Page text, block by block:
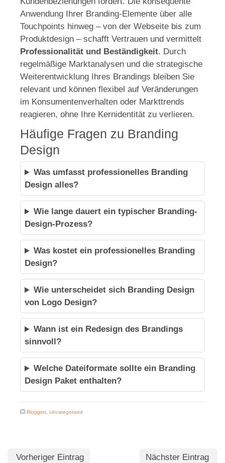
Anwendung Ihrer Branding-Elemente über alle
Touchpoints hinweg – von der Webseite bis zum
Produktdesign – schafft Vertrauen und vermittelt
Professionalität und Beständigkeit. Durch
regelmäßige Marktanalysen und die strategische
Weiterentwicklung Ihres Brandings bleiben Sie
relevant und können flexibel auf Veränderungen
im Konsumentenverhalten oder Markttrends
reagieren, ohne Ihre Kernidentität zu verlieren.
Häufige Fragen zu Branding
Design
Was umfasst professionelles Branding
Design alles?
Wie lange dauert ein typischer Branding-
Design-Prozess?
Was kostet ein professionelles Branding
Design?
Wie unterscheidet sich Branding Design
von Logo Design?
Wann ist ein Redesign des Brandings
sinnvoll?
Welche Dateiformate sollte ein Branding
Design Paket enthalten?
Bloggen, Uncategorized
Vorheriger Eintrag Nächster Eintrag